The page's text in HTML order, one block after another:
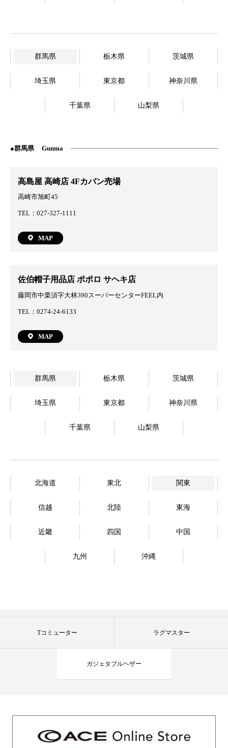
群馬県 栃木県 茨城県
埼玉県 東京都 神奈川県
千葉県 山梨県
群馬県 Gunma
高島屋 高崎店 4Fカバン売場
高崎市旭町45
TEL：027-327-1111
MAP
佐伯帽子用品店 ポポロ サヘキ店
藤岡市中栗須字大林390スーパーセンターFEEL内
TEL：0274-24-6133
MAP
群馬県 栃木県 茨城県
埼玉県 東京都 神奈川県
千葉県 山梨県
北海道 東北 関東
信越 北陸 東海
近畿 四国 中国
九州 沖縄
Tコミューター ラグマスター
ガジェタブルヘザー